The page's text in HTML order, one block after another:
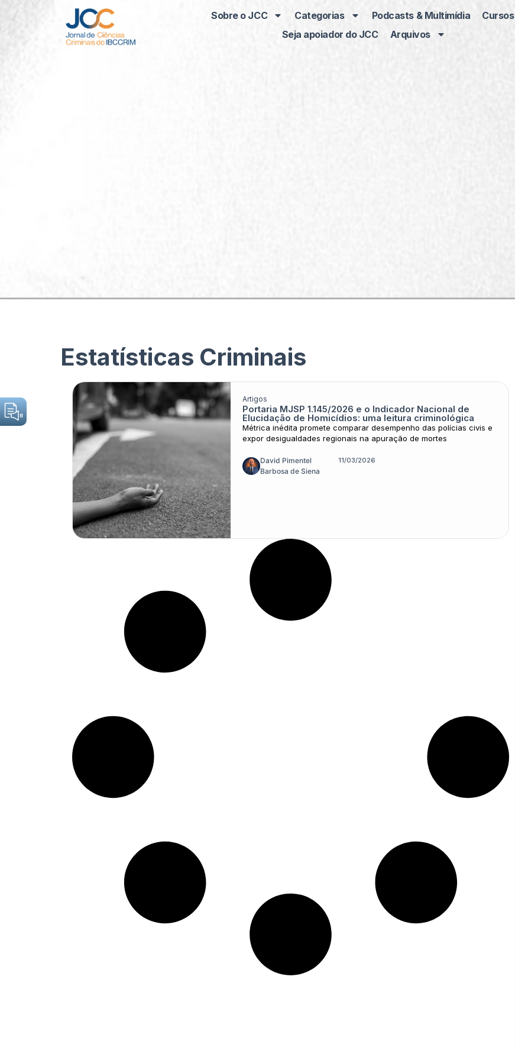
Sobre o JCC Categorias Podcasts & Multimídia
Cursos
Seja apoiador do JCC
Arquivos
Estatísticas Criminais
Nada foi encontado
Artigos
Portaria MJSP 1.145/2026 e o Indicador Nacional de
Elucidação de Homicídios: uma leitura criminológica
Métrica inédita promete comparar desempenho das polícias civis e
expor desigualdades regionais na apuração de mortes
David Pimentel
Barbosa de Siena
11/03/2026